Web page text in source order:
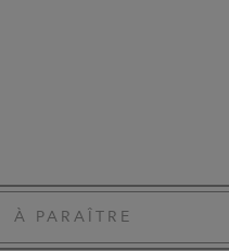
À PARAÎTRE